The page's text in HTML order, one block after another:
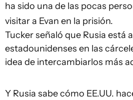
ha sido una de las pocas
visitar a Evan en la prisión.
Tucker señaló que Rusia está
estadounidenses en las
idea de intercambiarlos más
Y Rusia sabe cómo EE.UU.